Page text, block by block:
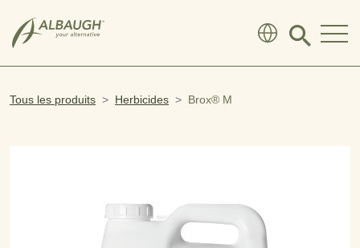
Click
search
Tous les produits Herbicides Brox® M